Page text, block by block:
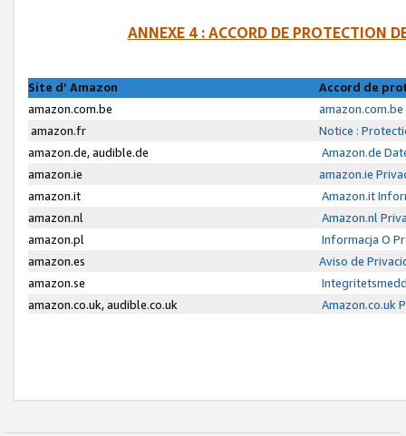
ANNEXE 4 : ACCORD DE PROTECTION
Site d’ Amazon
Accord de
amazon.com.be
amazon.fr
Notice :
amazon.de, audible.de
Amazon.de
amazon.ie
amazon.ie
amazon.it
Amazon.it
amazon.nl
Amazon.nl
amazon.pl
Informacja O
amazon.es
Aviso de
amazon.se
amazon.co.uk, audible.co.uk
Amazon.co.uk